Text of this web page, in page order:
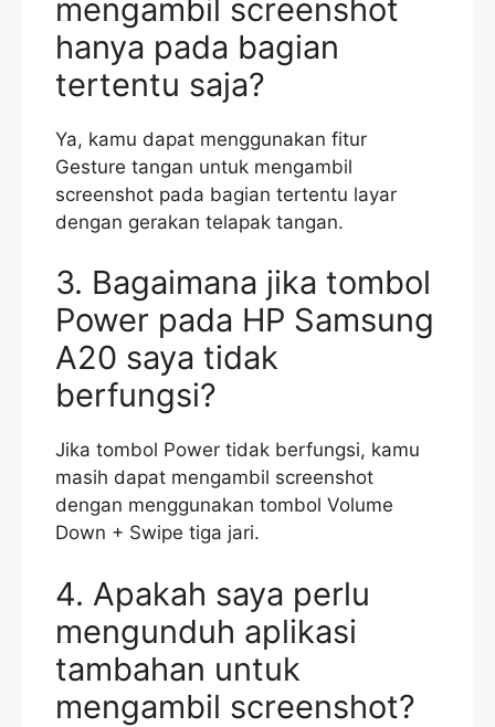
mengambil screenshot
hanya pada bagian
tertentu saja?
Ya, kamu dapat menggunakan fitur
Gesture tangan untuk mengambil
screenshot pada bagian tertentu layar
dengan gerakan telapak tangan.
3. Bagaimana jika tombol
Power pada HP Samsung
A20 saya tidak
berfungsi?
Jika tombol Power tidak berfungsi, kamu
masih dapat mengambil screenshot
dengan menggunakan tombol Volume
Down + Swipe tiga jari.
4. Apakah saya perlu
mengunduh aplikasi
tambahan untuk
mengambil screenshot?